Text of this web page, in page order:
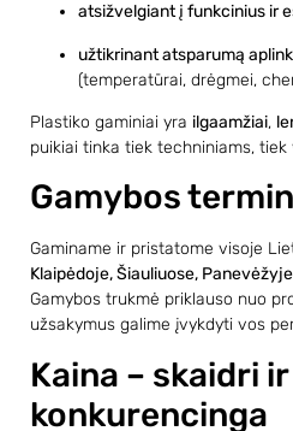
atsižvelgiant į funkcinius ir
užtikrinant atsparumą
(temperatūrai, drėgmei,
Plastiko gaminiai yra ilgaamžiai,
puikiai tinka tiek techniniams,
Gamybos
Gaminame ir pristatome visoje
Klaipėdoje, Šiauliuose, Panevėžyje
Gamybos trukmė priklauso nuo
užsakymus galime įvykdyti vos
Kaina – skaidri ir
konkurencinga